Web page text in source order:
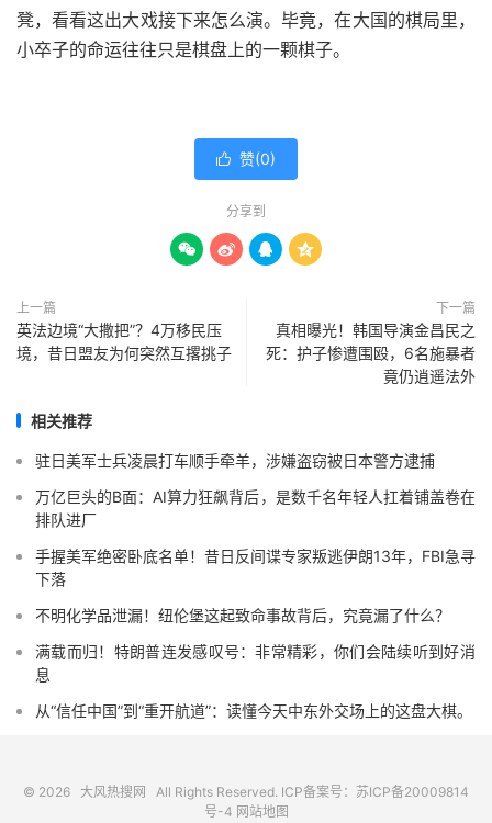
凳，看看这出大戏接下来怎么演。毕竟，在大国的棋局里，
小卒子的命运往往只是棋盘上的一颗棋子。
 赞(0)
分享到
   
上一篇
英法边境“大撒把”？4万移民压
境，昔日盟友为何突然互撂挑子
下一篇
真相曝光！韩国导演金昌民之
死：护子惨遭围殴，6名施暴者
竟仍逍遥法外
相关推荐
驻日美军士兵凌晨打车顺手牵羊，涉嫌盗窃被日本警方逮捕
万亿巨头的B面：AI算力狂飙背后，是数千名年轻人扛着铺盖卷在
排队进厂
手握美军绝密卧底名单！昔日反间谍专家叛逃伊朗13年，FBI急寻
下落
不明化学品泄漏！纽伦堡这起致命事故背后，究竟漏了什么？
满载而归！特朗普连发感叹号：非常精彩，你们会陆续听到好消
息
从“信任中国”到“重开航道”：读懂今天中东外交场上的这盘大棋。
© 2026 大风热搜网 All Rights Reserved. ICP备案号： 苏ICP备20009814
号-4 网站地图